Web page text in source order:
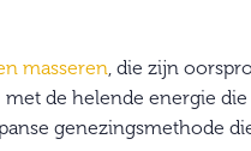
masseren , die zijn
de helende energie die
genezingsmethode